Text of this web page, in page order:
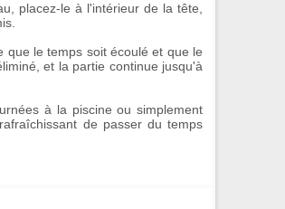
placez-le à l'intérieur de la tête,
que le temps soit écoulé et que le
et la partie continue jusqu'à
à la piscine ou simplement
de passer du temps